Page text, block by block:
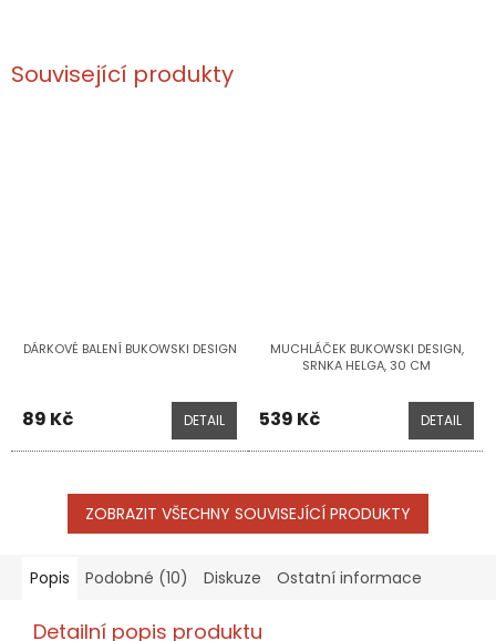
Související produkty
DÁRKOVÉ BALENÍ BUKOWSKI DESIGN
89 Kč DETAIL
MUCHLÁČEK BUKOWSKI DESIGN,
SRNKA HELGA, 30 CM
539 Kč DETAIL
ZOBRAZIT VŠECHNY SOUVISEJÍCÍ PRODUKTY
Popis Podobné (10) Diskuze Ostatní informace
Detailní popis produktu